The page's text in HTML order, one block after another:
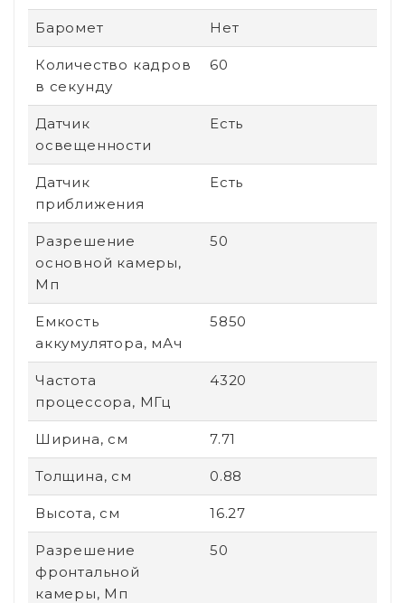
Баромет Нет
Количество кадров
в секунду
60
Датчик
освещенности
Есть
Датчик
приближения
Есть
Разрешение
основной камеры,
Мп
50
Емкость
аккумулятора, мАч
5850
Частота
процессора, МГц
4320
Ширина, см 7.71
Толщина, см 0.88
Высота, см 16.27
Разрешение
фронтальной
камеры, Мп
50